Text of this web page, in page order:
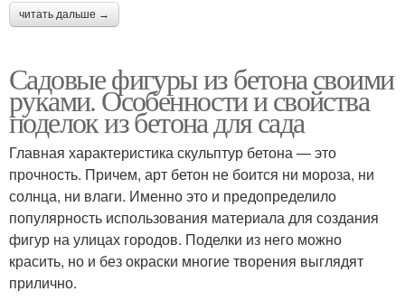
читать дальше →
Садовые фигуры из бетона своими
руками. Особенности и свойства
поделок из бетона для сада
Главная характеристика скульптур бетона — это
прочность. Причем, арт бетон не боится ни мороза, ни
солнца, ни влаги. Именно это и предопределило
популярность использования материала для создания
фигур на улицах городов. Поделки из него можно
красить, но и без окраски многие творения выглядят
прилично.